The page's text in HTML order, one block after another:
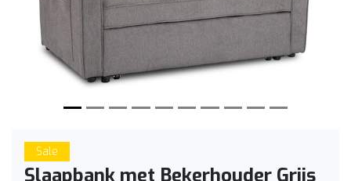
Sale
Slaapbank met Bekerhouder Grijs